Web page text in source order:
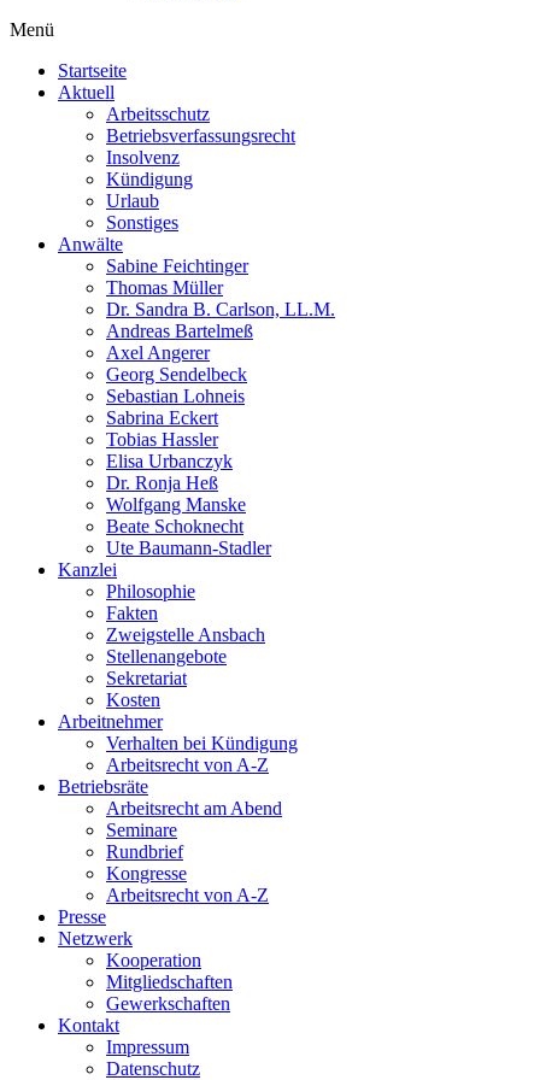
Menü
Startseite
Aktuell
Arbeitsschutz
Betriebsverfassungsrecht
Insolvenz
Kündigung
Urlaub
Sonstiges
Anwälte
Sabine Feichtinger
Thomas Müller
Dr. Sandra B. Carlson, LL.M.
Andreas Bartelmeß
Axel Angerer
Georg Sendelbeck
Sebastian Lohneis
Sabrina Eckert
Tobias Hassler
Elisa Urbanczyk
Dr. Ronja Heß
Wolfgang Manske
Beate Schoknecht
Ute Baumann-Stadler
Kanzlei
Philosophie
Fakten
Zweigstelle Ansbach
Stellenangebote
Sekretariat
Kosten
Arbeitnehmer
Verhalten bei Kündigung
Arbeitsrecht von A-Z
Betriebsräte
Arbeitsrecht am Abend
Seminare
Rundbrief
Kongresse
Arbeitsrecht von A-Z
Presse
Netzwerk
Kooperation
Mitgliedschaften
Gewerkschaften
Kontakt
Impressum
Datenschutz